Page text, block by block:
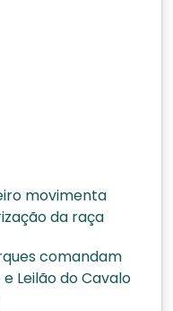
movimenta
da raça
comandam
Leilão do Cavalo